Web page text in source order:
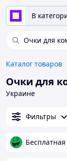
В
Очки для
Каталог товаров
Очки для
Украине
Фильтры
Бесплатная